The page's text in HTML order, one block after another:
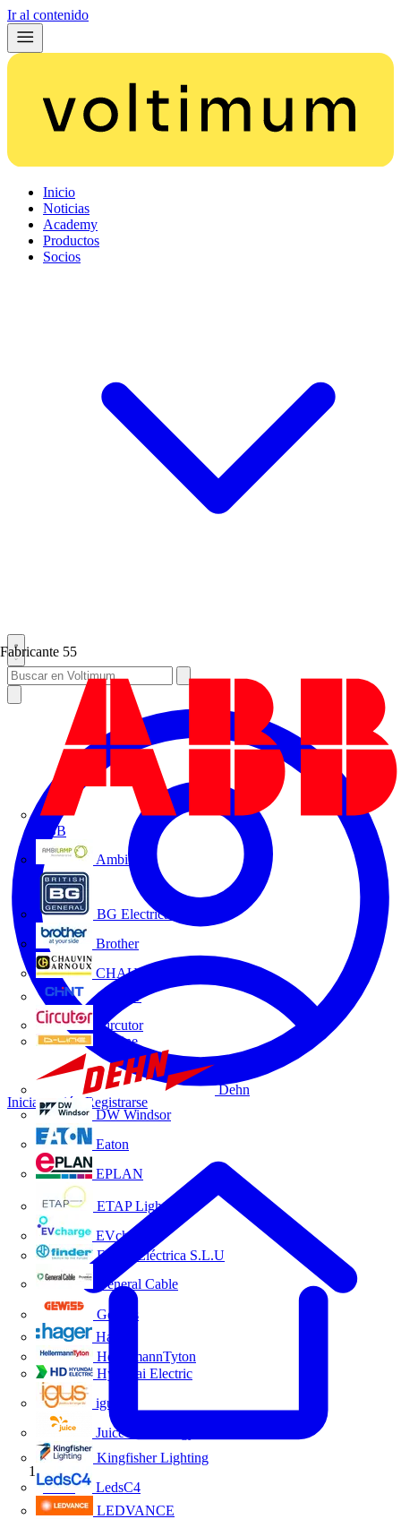
Ir al contenido
Inicio
Noticias
Academy
Productos
Socios
Fabricante 55
ABB
Ambilamp
BG Electrical
Brother
CHAUVIN ARNOUX
CHINT
Circutor
D-Line
Dehn
DW Windsor
Eaton
EPLAN
ETAP Lighting
EVcharge
Finder Eléctrica S.L.U
General Cable
Gewiss
Hager
HellermannTyton
Hyundai Electric
igus
Juice Technology
Kingfisher Lighting
LedsC4
LEDVANCE
Iniciar sesión Registrarse
Inicio